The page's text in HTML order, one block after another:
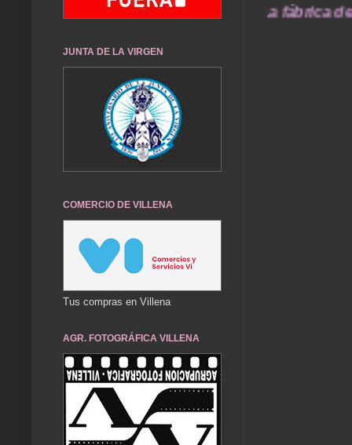
...... "La fábrica de
JUNTA DE LA VIRGEN
COMERCIO DE VILLENA
Tus compras en Villena
AGR. FOTOGRÁFICA VILLENA